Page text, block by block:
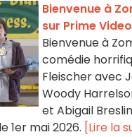
Bienvenue à
sur Prime Video
Bienvenue à
comédie
Fleischer avec
Woody
et Abigail
1er mai 2026. [Lire la